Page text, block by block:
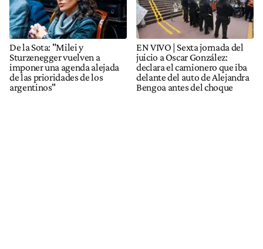
De la Sota: "Milei y
Sturzenegger vuelven a
imponer una agenda alejada
de las prioridades de los
argentinos"
EN VIVO | Sexta jornada del
juicio a Oscar González:
declara el camionero que iba
delante del auto de Alejandra
Bengoa antes del choque